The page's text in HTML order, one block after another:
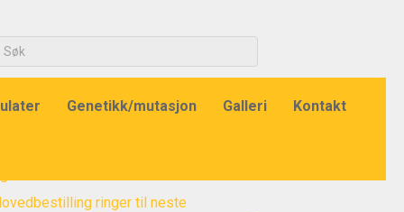
Genetikk/mutasjon Galleri Kontakt
innlegg
ringer til neste